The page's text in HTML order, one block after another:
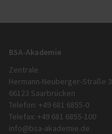
BSA-Akademie
Zentrale
Hermann-Neuberger-Straße 3
66123 Saarbrücken
Telefon: +49 681 6855-0
Telefax: +49 681 6855-100
info@bsa-akademie.de